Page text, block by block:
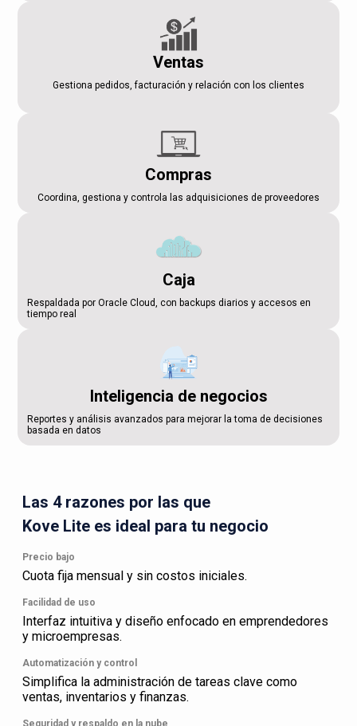
Ventas
Gestiona pedidos, facturación y relación con los clientes
Compras
Coordina, gestiona y controla las adquisiciones de proveedores
Caja
Respaldada por Oracle Cloud, con backups diarios y accesos en
tiempo real
Inteligencia de negocios
Reportes y análisis avanzados para mejorar la toma de decisiones
basada en datos
Las 4 razones por las que
Kove Lite es ideal para tu negocio
Precio bajo
Cuota fija mensual y sin costos iniciales.
Facilidad de uso
Interfaz intuitiva y diseño enfocado en emprendedores
y microempresas.
Automatización y control
Simplifica la administración de tareas clave como
ventas, inventarios y finanzas.
Seguridad y respaldo en la nube